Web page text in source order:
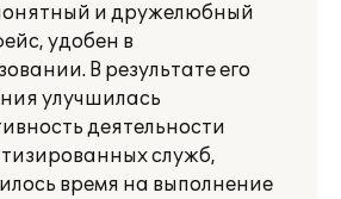
и дружелюбный
удобен в
В результате его
улучшилась
деятельности
служб,
время на выполнение